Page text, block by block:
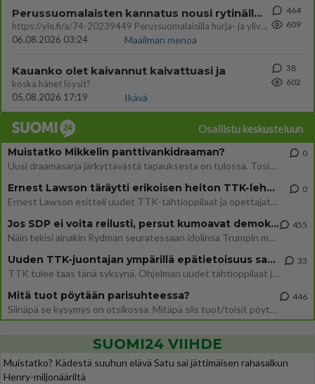
Perussuomalaisten kannatus nousi rytinällä Ylen tänään julkaisemassa tuoreimmassa gallup-kyselyssä.
https://yle.fi/a/74-20239449 Perussuomalaisilla hurja- ja ylivoimaisesti suurin nousu tässä uudessa Ylen gallupissa. Kyl
06.08.2026 03:24
Maailman menoa
464
609
Kauanko olet kaivannut kaivattuasi ja
koska hänet löysit?
05.08.2026 17:19
Ikävä
38
602
Osallistu keskusteluun
Muistatko Mikkelin panttivankidraaman?
Uusi draamasarja järkyttävästä tapauksesta on tulossa. Tositapahtumiin perustuva sarja ammentaa vuoden 1986 Mikkelin pan
0
Ernest Lawson täräytti erikoisen heiton TTK-lehdistötilaisuudessa: " Onko tässä tarkoituksena...?"
Ernest Lawson esitteli uudet TTK-tähtioppilaat ja opettajat torstaina 6.8. lehdistölle. Tulevalla kaudella on yksi hausk
0
Jos SDP ei voita reilusti, persut kumoavat demokratian Suomesta
Näin tekisi ainakin Rydman seuratessaan idolinsa Trumpin mallia https://www.is.fi/politiikka/art-2000012187244.html
455
Uuden TTK-juontajan ympärillä epätietoisuus sakenee - Nyt MTV hämmentää soppaa
TTK tulee taas tänä syksynä. Ohjelman uudet tähtioppilaat julkistetaan torstaina 6. elokuuta klo 14 alkavassa lehdistö
33
Mitä tuot pöytään parisuhteessa?
Siinäpä se kysymys on otsikossa. Mitäpä siis tuot/toisit pöytään parisuhteessa? Oletko mies vai nainen? Koetko sen mitä
446
SUOMI24 VIIHDE
Muistatko? Kädestä suuhun elävä Satu sai jättimäisen rahasalkun
Henry-miljonääriltä